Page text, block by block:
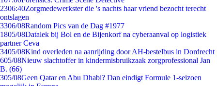
2306:40Zorgmedewerkster die 's nachts haar vriend bezocht terecht
ontslagen
3306/08Random Pics van de Dag #1977
1805/08Datalek bij Bol en de Bijenkorf na cyberaanval op logistiek
partner Ceva
3405/08Kind overleden na aanrijding door AH-bestelbus in Dordrecht
605/08Nieuw slachtoffer in kindermisbruikzaak zorgprofessional Jan
B. (66)
305/08Geen Qatar en Abu Dhabi? Dan eindigt Formule 1-seizoen